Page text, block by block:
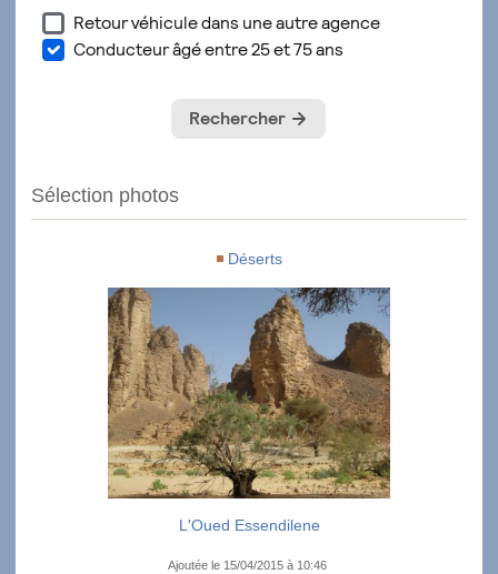
Sélection photos
Déserts
L'Oued Essendilene
Ajoutée le 15/04/2015 à 10:46